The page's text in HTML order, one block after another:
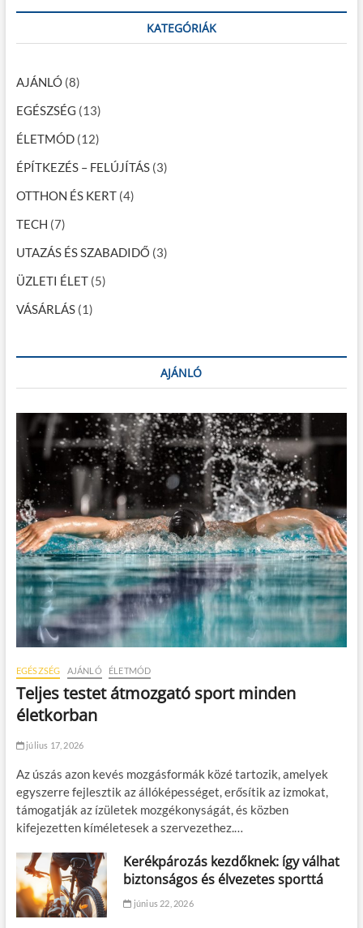
n
a
v
i
g
á
c
i
ó
r
h
KATEGÓRIÁK
AJÁNLÓ(8)
EGÉSZSÉG (13)
ÉLETMÓD(12)
ÉPÍTKEZÉS – FELÚJÍTÁS(3)
OTTHON ÉS KERT(4)
TECH (7)
UTAZÁS ÉS SZABADIDŐ (3)
ÜZLETI ÉLET(5)
VÁSÁRLÁS(1)
AJÁNLÓ
EGÉSZSÉG AJÁNLÓ ÉLETMÓD
Teljes testet átmozgató sport minden
életkorban
július 17, 2026
Az úszás azon kevés mozgásformák közé tartozik, amelyek
egyszerre fejlesztik az állóképességet, erősítik az izmokat,
támogatják az ízületek mozgékonyságát, és közben
kifejezetten kíméletesek a szervezethez.…
Kerékpározás kezdőknek: így válhat
biztonságos és élvezetes sporttá
június 22, 2026